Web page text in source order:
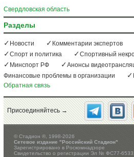
Свердловская область
Разделы
Новости Комментарии экспертов
Спорт и политика
Спортивный
Минспорт РФ
Анонсы
Финансовые проблемы в организации
Обратная связь
Присоединяйтесь →
©Стадион ®, 1998-2026
Сетевое издание "Российский Стадион"
Зарегистрировано в Роскомнадзоре
Свидетельство о регистрации Эл № ФС77-